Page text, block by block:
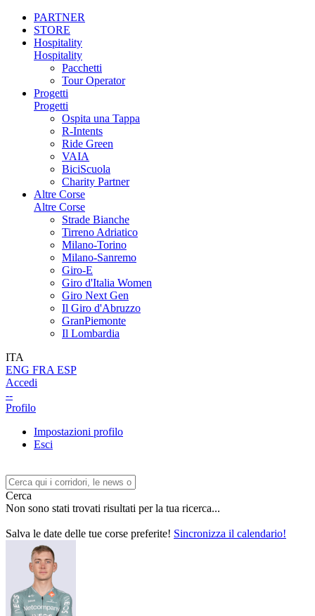
PARTNER
STORE
Hospitality
Hospitality
Pacchetti
Tour Operator
Progetti
Progetti
Ospita una Tappa
R-Intents
Ride Green
VAIA
BiciScuola
Charity Partner
Altre Corse
Altre Corse
Strade Bianche
Tirreno Adriatico
Milano-Torino
Milano-Sanremo
Giro-E
Giro d'Italia Women
Giro Next Gen
Il Giro d'Abruzzo
GranPiemonte
Il Lombardia
ITA
ENG FRA ESP
Accedi
--
Profilo
Impostazioni profilo
Esci
Cerca
Non sono stati trovati risultati per la tua ricerca...
Salva le date delle tue corse preferite! Sincronizza il calendario!